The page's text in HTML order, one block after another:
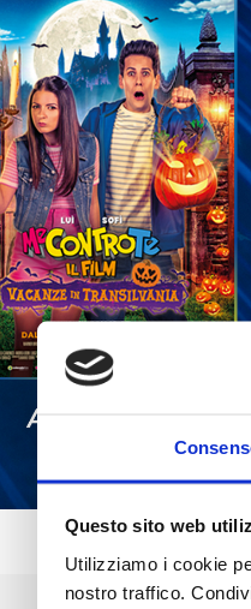
Questo sito web
Utilizziamo i cookie
nostro traffico.